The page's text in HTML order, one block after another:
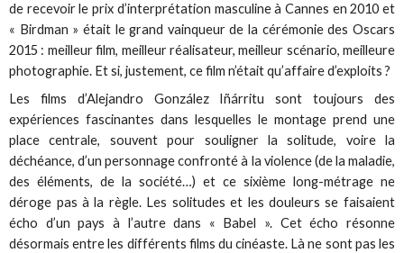
de recevoir le prix d’interprétation masculine à Cannes en 2010 et
« Birdman » était le grand vainqueur de la cérémonie des Oscars
2015 : meilleur film, meilleur réalisateur, meilleur scénario, meilleure
photographie. Et si, justement, ce film n’était qu’affaire d’exploits ?
Les films d’Alejandro González Iñárritu sont toujours des
expériences fascinantes dans lesquelles le montage prend une
place centrale, souvent pour souligner la solitude, voire la
déchéance, d’un personnage confronté à la violence (de la maladie,
des éléments, de la société…) et ce sixième long-métrage ne
déroge pas à la règle. Les solitudes et les douleurs se faisaient
écho d’un pays à l’autre dans « Babel ». Cet écho résonne
désormais entre les différents films du cinéaste. Là ne sont pas les